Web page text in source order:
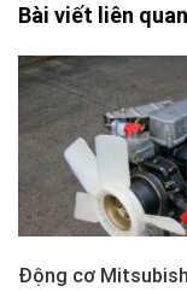
Bài viết liên quan
Động cơ